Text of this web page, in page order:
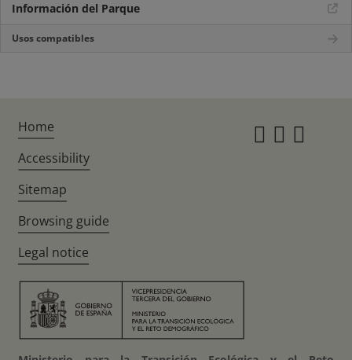
Información del Parque
Usos compatibles
Home
Accessibility
Sitemap
Browsing guide
Legal notice